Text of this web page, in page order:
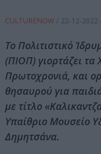
CULTURENOW / 22-12-2022
Το Πολιτιστικό
(ΠΙΟΠ) γιορτάζει τα
Πρωτοχρονιά, και
θησαυρού για
με τίτλο
Υπαίθριο Μουσείο
Δημητσάνα.